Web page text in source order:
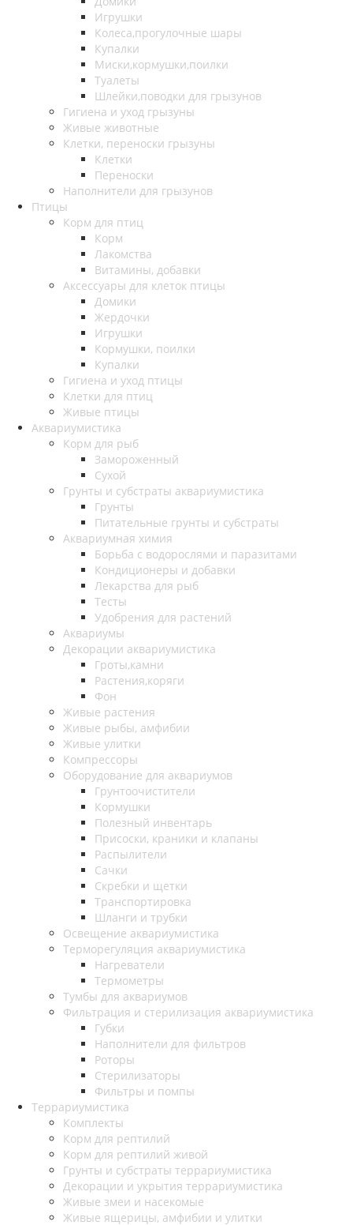
Игрушки
Колеса,прогулочные шары
Купалки
Миски,кормушки,поилки
Туалеты
Шлейки,поводки для грызунов
Гигиена и уход грызуны
Живые животные
Клетки, переноски грызуны
Клетки
Переноски
Наполнители для грызунов
Птицы
Корм для птиц
Корм
Лакомства
Витамины, добавки
Аксессуары для клеток птицы
Домики
Жердочки
Игрушки
Кормушки, поилки
Купалки
Гигиена и уход птицы
Клетки для птиц
Живые птицы
Аквариумистика
Корм для рыб
Замороженный
Сухой
Грунты и субстраты аквариумистика
Грунты
Питательные грунты и субстраты
Аквариумная химия
Борьба с водорослями и паразитами
Кондиционеры и добавки
Лекарства для рыб
Тесты
Удобрения для растений
Аквариумы
Декорации аквариумистика
Гроты,камни
Растения,коряги
Фон
Живые растения
Живые рыбы, амфибии
Живые улитки
Компрессоры
Оборудование для аквариумов
Грунтоочистители
Кормушки
Полезный инвентарь
Присоски, краники и клапаны
Распылители
Сачки
Скребки и щетки
Транспортировка
Шланги и трубки
Освещение аквариумистика
Терморегуляция аквариумистика
Нагреватели
Термометры
Тумбы для аквариумов
Фильтрация и стерилизация аквариумистика
Губки
Наполнители для фильтров
Роторы
Стерилизаторы
Фильтры и помпы
Террариумистика
Комплекты
Корм для рептилий
Корм для рептилий живой
Грунты и субстраты террариумистика
Декорации и укрытия террариумистика
Живые змеи и насекомые
Живые ящерицы, амфибии и улитки